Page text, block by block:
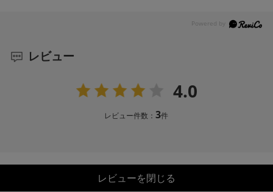
レビュー
4.0
レビュー件数：3件
レビューを閉じる